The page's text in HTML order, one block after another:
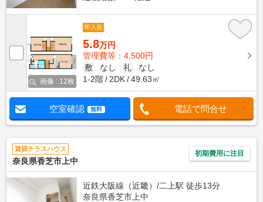
画像 : 12枚
即入居
5.8万円
管理費等：4,500円
敷
なし 礼
なし
1-2階
2DK 49.63㎡
空室確認 無料 電話で問合せ
賃貸テラスハウス
奈良県香芝市上中
初期費用に注目
近鉄大阪線（近畿）/二上駅 徒歩13分
奈良県香芝市上中